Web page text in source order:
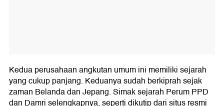
Kedua perusahaan angkutan umum ini memiliki sejarah
yang cukup panjang. Keduanya sudah berkiprah sejak
zaman Belanda dan Jepang. Simak sejarah Perum PPD
dan Damri selengkapnya, seperti dikutip dari situs resmi